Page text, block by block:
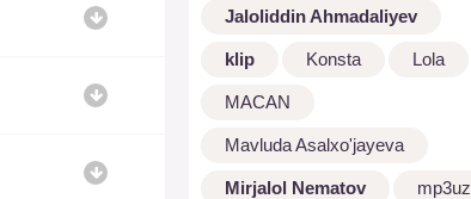
Jaloliddin Ahmadaliyev
klip Konsta Lola
MACAN
Mavluda Asalxo'jayeva
Mirjalol Nematov mp3uz